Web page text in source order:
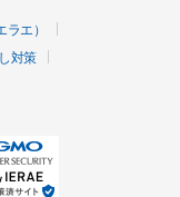
エ）
対策